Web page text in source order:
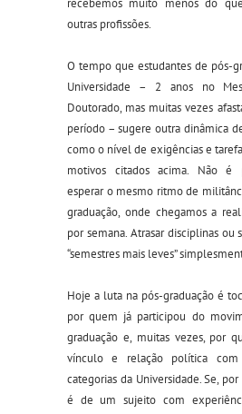
recebemos muito menos do
outras profissões.
O tempo que estudantes de pós-
Universidade – 2 anos no
Doutorado, mas muitas vezes
período – sugere outra dinâmica
como o nível de exigências e
motivos citados acima. Não é
esperar o mesmo ritmo de
graduação, onde chegamos a
por semana. Atrasar disciplinas ou
“semestres mais leves”
Hoje a luta na pós-graduação é
por quem já participou do
graduação e, muitas vezes, por
vínculo e relação política
categorias da Universidade. Se,
é de um sujeito com